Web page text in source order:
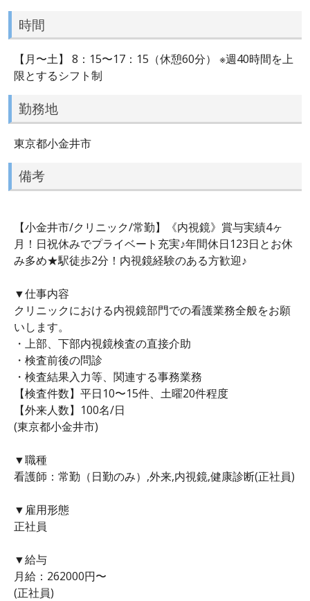
時間
【月〜土】 8：15〜17：15（休憩60分） ※週40時間を上
限とするシフト制
勤務地
東京都小金井市
備考
【小金井市/クリニック/常勤】《内視鏡》賞与実績4ヶ
月！日祝休みでプライベート充実♪年間休日123日とお休
み多め★駅徒歩2分！内視鏡経験のある方歓迎♪
▼仕事内容
クリニックにおける内視鏡部門での看護業務全般をお願
いします。
・上部、下部内視鏡検査の直接介助
・検査前後の問診
・検査結果入力等、関連する事務業務
【検査件数】平日10〜15件、土曜20件程度
【外来人数】100名/日
(東京都小金井市)
▼職種
看護師：常勤（日勤のみ）,外来,内視鏡,健康診断(正社員)
▼雇用形態
正社員
▼給与
月給：262000円〜
(正社員)